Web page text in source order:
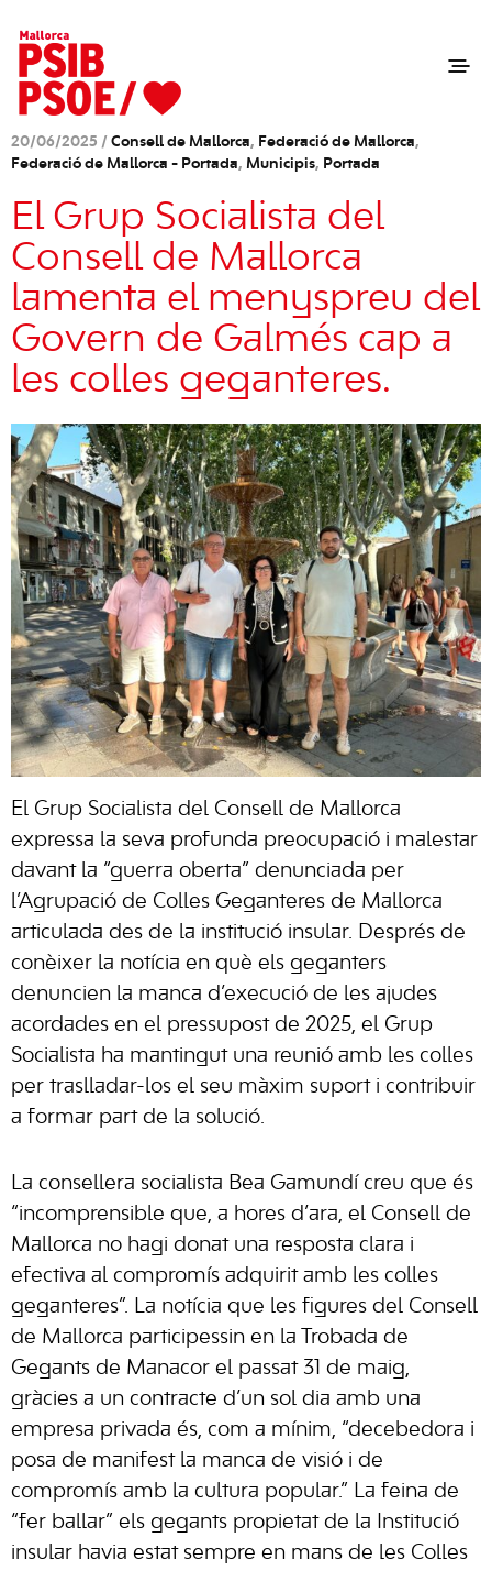
20/06/2025 / Consell de Mallorca, Federació de Mallorca,
Federació de Mallorca - Portada, Municipis, Portada
El Grup Socialista del
Consell de Mallorca
lamenta el menyspreu del
Govern de Galmés cap a
les colles geganteres.
El Grup Socialista del Consell de Mallorca
expressa la seva profunda preocupació i malestar
davant la “guerra oberta” denunciada per
l’Agrupació de Colles Geganteres de Mallorca
articulada des de la institució insular. Després de
conèixer la notícia en què els geganters
denuncien la manca d’execució de les ajudes
acordades en el pressupost de 2025, el Grup
Socialista ha mantingut una reunió amb les colles
per traslladar-los el seu màxim suport i contribuir
a formar part de la solució.
La consellera socialista Bea Gamundí creu que és
“incomprensible que, a hores d’ara, el Consell de
Mallorca no hagi donat una resposta clara i
efectiva al compromís adquirit amb les colles
geganteres”. La notícia que les figures del Consell
de Mallorca participessin en la Trobada de
Gegants de Manacor el passat 31 de maig,
gràcies a un contracte d’un sol dia amb una
empresa privada és, com a mínim, “decebedora i
posa de manifest la manca de visió i de
compromís amb la cultura popular.” La feina de
“fer ballar” els gegants propietat de la Institució
insular havia estat sempre en mans de les Colles